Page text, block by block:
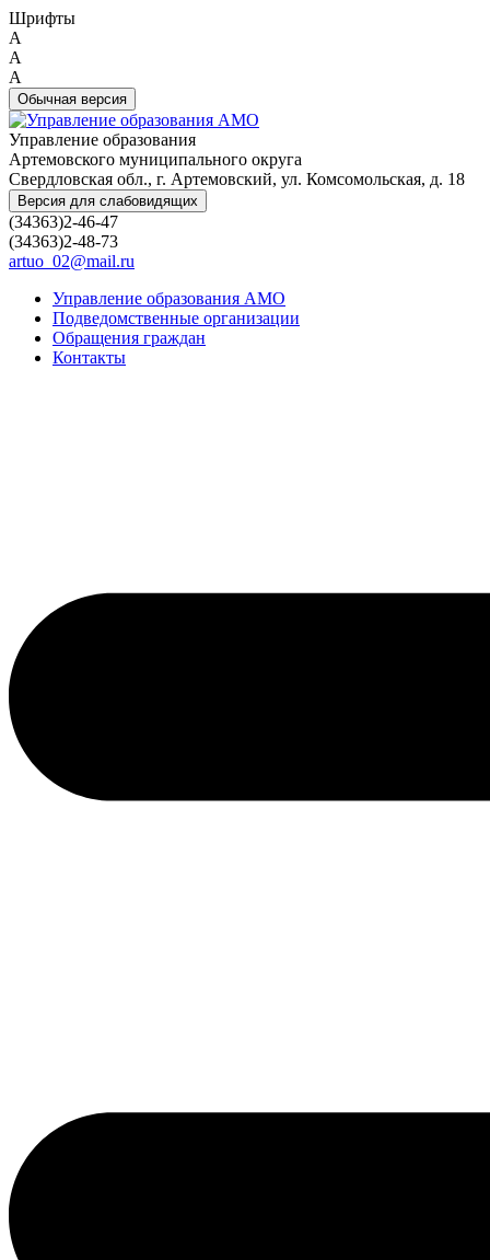
Шрифты
A
A
A
Обычная версия
Управление образования
Артемовского муниципального округа
Свердловская обл., г. Артемовский, ул. Комсомольская, д. 18
Версия для слабовидящих
(34363)2-46-47
(34363)2-48-73
artuo_02@mail.ru
Управление образования АМО
Подведомственные организации
Обращения граждан
Контакты